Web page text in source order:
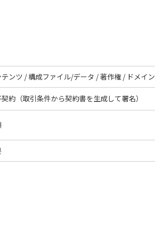
テンツ / 構成ファイル/データ / 著作権 / ドメイン
約（取引条件から契約書を生成して署名）